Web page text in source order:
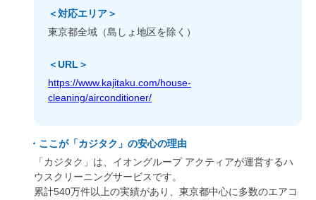
＜対応エリア＞
東京都全域（島しょ地区を除く）
＜URL＞
https://www.kajitaku.com/house-
cleaning/airconditioner/
・ここが「カジタク」の安心の理由
「カジタク」は、イオングループ アクティアが運営するハ
ウスクリーニングサービスです。
累計540万件以上の実績があり、東京都中心に多数のエアコ